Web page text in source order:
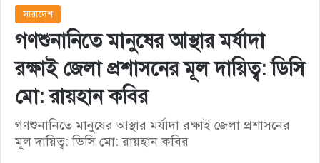
সারাদেশ
গণশুনানিতে মানুষের আস্থার মর্যাদা
রক্ষাই জেলা প্রশাসনের মূল দায়িত্ব: ডিসি
মো: রায়হান কবির
গণশুনানিতে মানুষের আস্থার মর্যাদা রক্ষাই জেলা প্রশাসনের
মূল দায়িত্ব: ডিসি মো: রায়হান কবির